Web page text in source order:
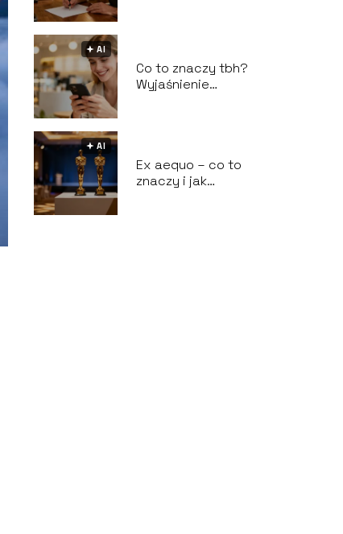
🟅 AI
Co to znaczy tbh?
Wyjaśnienie
🟅 AI
Ex aequo – co to
znaczy i jak